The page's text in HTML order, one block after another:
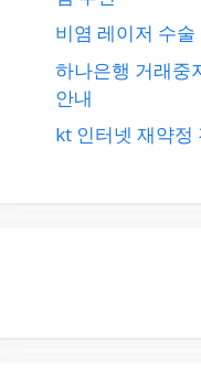
비염 레이저 수
하나은행 거래중
안내
kt 인터넷 재약정